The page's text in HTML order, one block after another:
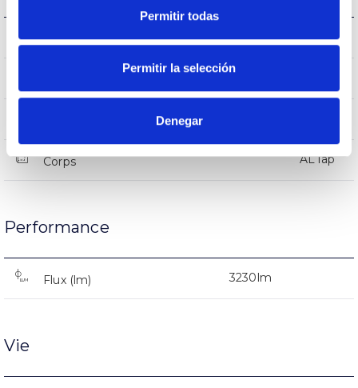
Permitir todas
Permitir la selección
Denegar
IK Protection contre des impacts IK10
Corps AL iap
Performance
Flux (lm) 3230lm
Vie